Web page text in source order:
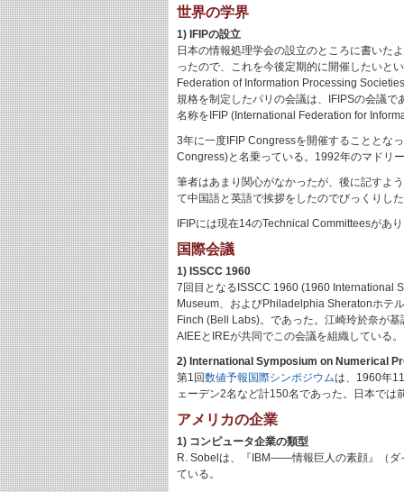
世界の学界
1) IFIPの設立
日本の情報処理学会の設立のところに書いた
ったので、これを今後定期的に開催したいと
Federation of Information Processing
規格を制定したパリの会議は、IFIPSの会議
名称をIFIP (International Federation for
3年に一度IFIP Congressを開催することとな
Congress)と名乗っている。1992年のマドリ
筆者はあまり関心がなかったが、後に記すよ
て中国語と英語で挨拶をしたのでびっくりし
IFIPには現在14のTechnical Committeesがあ
国際会議
1) ISSCC 1960
7回目となるISSCC 1960 (1960 International
Museum、およびPhiladelphia Sheratonホテ
Finch (Bell Labs)。であった。江崎玲於奈が
AIEEとIREが共同でこの会議を組織している
2) International Symposium on Numerical
第1回数値予報国際シンポジウムは、1960年
ェーデン2名など計150名であった。日本で
アメリカの企業
1) コンピュータ企業の類型
R. Sobelは、『IBM――情報巨人の素顔』（ダ
ている。